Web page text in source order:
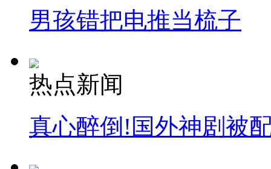
男孩错把电推当梳子
热点新闻
真心醉倒!国外神剧被